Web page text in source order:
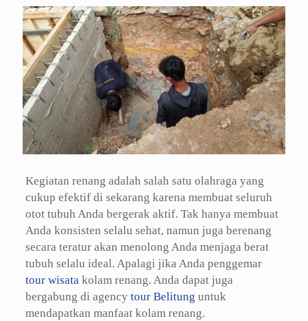
Kegiatan renang adalah salah satu olahraga yang
cukup efektif di sekarang karena membuat seluruh
otot tubuh Anda bergerak aktif. Tak hanya membuat
Anda konsisten selalu sehat, namun juga berenang
secara teratur akan menolong Anda menjaga berat
tubuh selalu ideal. Apalagi jika Anda penggemar
tour wisatakolam renang. Anda dapat juga
bergabung di agency tour Belitung untuk
mendapatkan manfaat kolam renang.